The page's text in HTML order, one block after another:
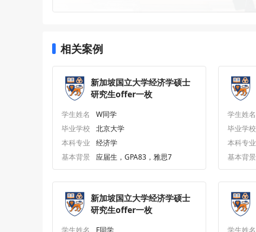
相关案例
新加坡国立大学经济学硕士
研究生offer一枚
学生姓名
W同学
毕业学校
北京大学
本科专业
经济学
基本背景
应届生，GPA83，雅思7
学生姓名
毕业学校
本科专业
基本背景
新加坡国立大学经济学硕士
研究生offer一枚